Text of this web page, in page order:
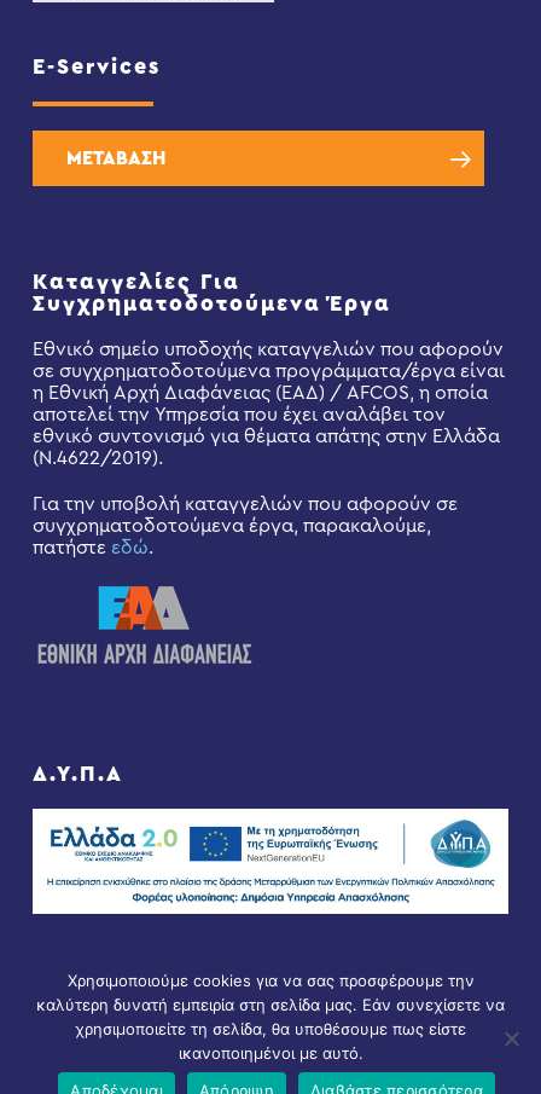
E-Services
ΜΕΤΑΒΑΣΗ
Καταγγελίες Για
Συγχρηματοδοτούμενα Έργα
Εθνικό σημείο υποδοχής καταγγελιών που αφορούν
σε συγχρηματοδοτούμενα προγράμματα/έργα είναι
η Εθνική Αρχή Διαφάνειας (ΕΑΔ) / AFCOS, η οποία
αποτελεί την Υπηρεσία που έχει αναλάβει τον
εθνικό συντονισμό για θέματα απάτης στην Ελλάδα
(Ν.4622/2019).
Για την υποβολή καταγγελιών που αφορούν σε
συγχρηματοδοτούμενα έργα, παρακαλούμε,
πατήστε εδώ.
Δ.Υ.Π.Α
© Copyright 2021 - All Rights Reserved. D & D by
Χρησιμοποιούμε cookies για να σας προσφέρουμε την
καλύτερη δυνατή εμπειρία στη σελίδα μας. Εάν συνεχίσετε να
χρησιμοποιείτε τη σελίδα, θα υποθέσουμε πως είστε
ικανοποιημένοι με αυτό.
Αποδέχομαι
Απόρριψη Διαβάστε περισσότερα